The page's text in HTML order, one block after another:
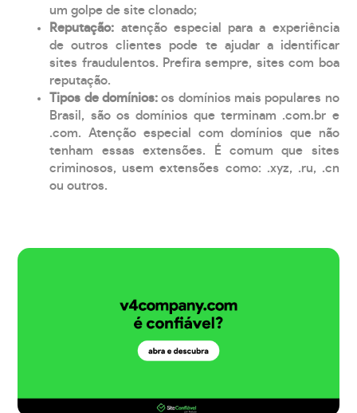
um golpe de site clonado;
Reputação: atenção especial para a experiência
de outros clientes pode te ajudar a identificar
sites fraudulentos. Prefira sempre, sites com boa
reputação.
Tipos de domínios:os domínios mais populares no
Brasil, são os domínios que terminam .com.br e
.com. Atenção especial com domínios que não
tenham essas extensões. É comum que sites
criminosos, usem extensões como: .xyz, .ru, .cn
ou outros.